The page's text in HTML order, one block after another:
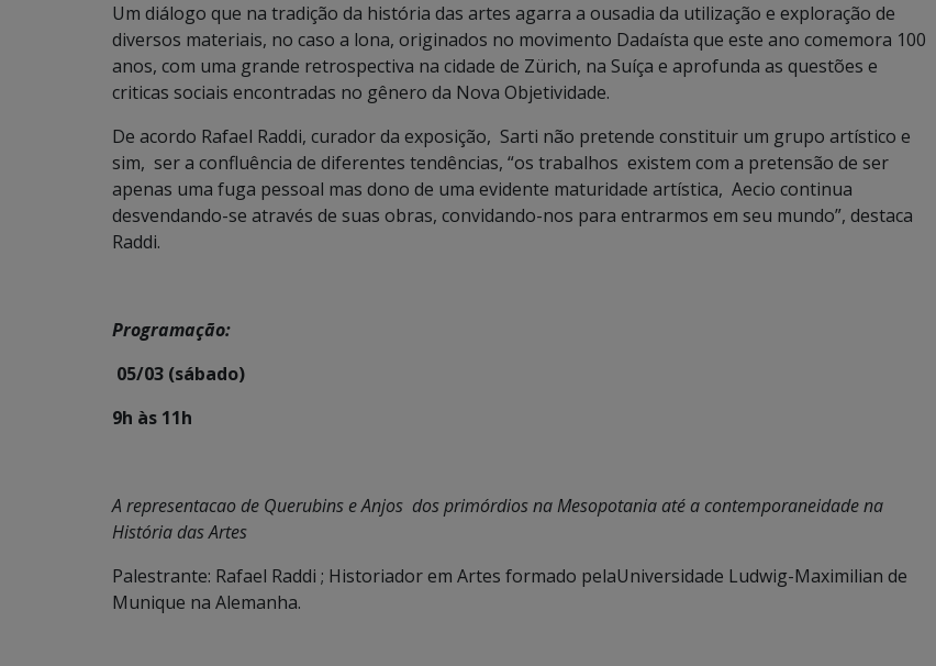
Um diálogo que na tradição da história das artes agarra a ousadia da utilização e exploração de
diversos materiais, no caso a lona, originados no movimento Dadaísta que este ano comemora 100
anos, com uma grande retrospectiva na cidade de Zürich, na Suíça e aprofunda as questões e
criticas sociais encontradas no gênero da Nova Objetividade.
De acordo Rafael Raddi, curador da exposição, Sarti não pretende constituir um grupo artístico e
sim, ser a confluência de diferentes tendências, “os trabalhos existem com a pretensão de ser
apenas uma fuga pessoal mas dono de uma evidente maturidade artística, Aecio continua
desvendando-se através de suas obras, convidando-nos para entrarmos em seu mundo”, destaca
Raddi.
Programação:
05/03 (sábado)
9h às 11h
A representacao de Querubins e Anjos dos primórdios na Mesopotania até a contemporaneidade na
História das Artes
Palestrante: Rafael Raddi ; Historiador em Artes formado pelaUniversidade Ludwig-Maximilian de
Munique na Alemanha.